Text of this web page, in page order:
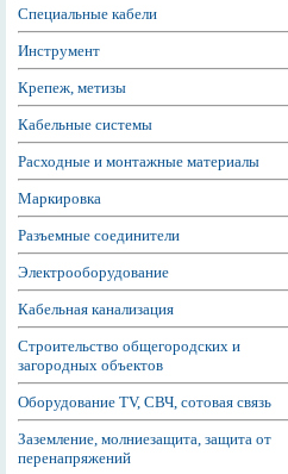
Специальные кабели
Инструмент
Крепеж, метизы
Кабельные системы
Расходные и монтажные материалы
Маркировка
Разъемные соединители
Электрооборудование
Кабельная канализация
Строительство общегородских и
загородных объектов
Оборудование TV, СВЧ, сотовая связь
Заземление, молниезащита, защита от
перенапряжений